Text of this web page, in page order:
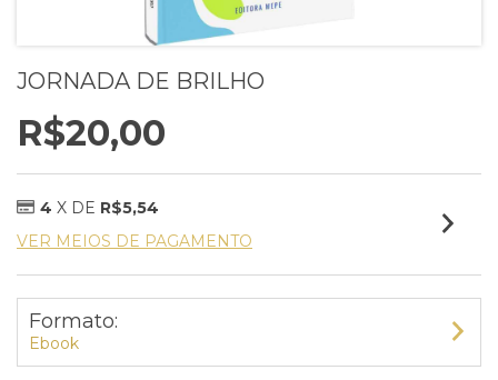
JORNADA DE BRILHO
R$20,00
4 X DE R$5,54
VER MEIOS DE PAGAMENTO
Formato:
Ebook